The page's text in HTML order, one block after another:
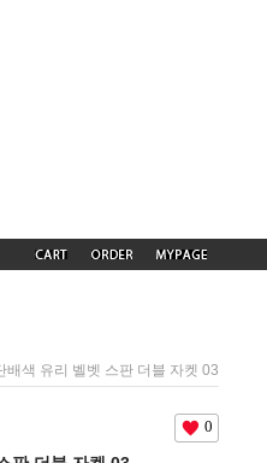
배색 유리 벨벳 스판 더블 자켓 03
0